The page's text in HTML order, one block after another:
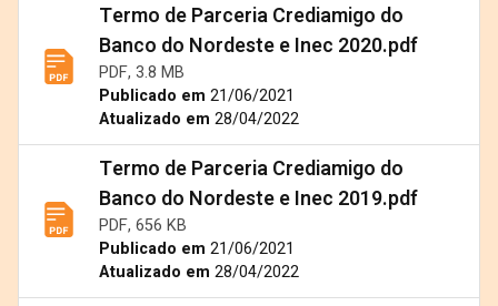
Termo de Parceria Crediamigo do
Banco do Nordeste e Inec 2020.pdf
PDF, 3.8 MB
Publicado em 21/06/2021
Atualizado em 28/04/2022
Termo de Parceria Crediamigo do
Banco do Nordeste e Inec 2019.pdf
PDF, 656 KB
Publicado em 21/06/2021
Atualizado em 28/04/2022